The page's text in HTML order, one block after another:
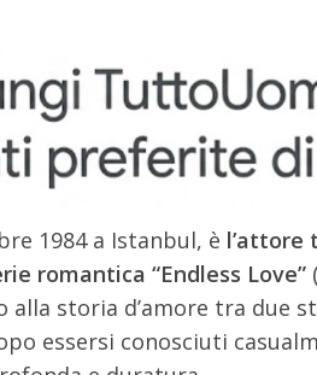
1984 a Istanbul, è l’attore
romantica “Endless Love”
alla storia d’amore tra due
essersi conosciuti